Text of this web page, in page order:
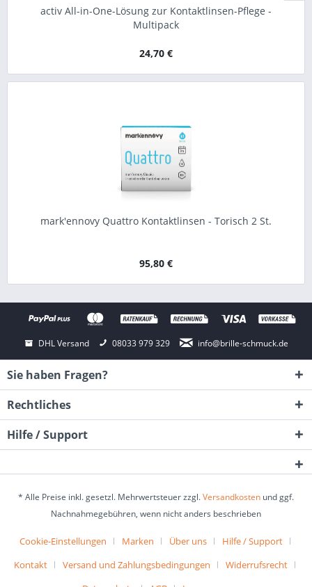
activ All-in-One-Lösung zur Kontaktlinsen-Pflege -
Multipack
24,70 €
mark'ennovy Quattro Kontaktlinsen - Torisch 2 St.
95,80 €
DHL Versand 08033 979 329 info@brille-schmuck.de
Sie haben Fragen?
Rechtliches
Hilfe / Support
* Alle Preise inkl. gesetzl. Mehrwertsteuer zzgl.Versandkosten und ggf.
Nachnahmegebühren, wenn nicht anders beschrieben
Cookie-Einstellungen Marken Über uns
Hilfe / Support
Kontakt
Versand und Zahlungsbedingungen
Widerrufsrecht